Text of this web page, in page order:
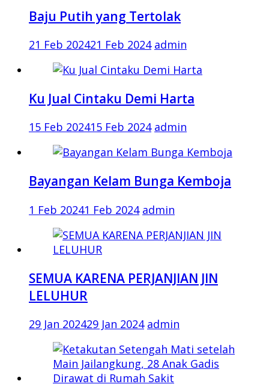
Baju Putih yang Tertolak
21 Feb 202421 Feb 2024 admin
Ku Jual Cintaku Demi Harta
15 Feb 202415 Feb 2024 admin
Bayangan Kelam Bunga Kemboja
1 Feb 20241 Feb 2024 admin
SEMUA KARENA PERJANJIAN JIN
LELUHUR
29 Jan 202429 Jan 2024 admin